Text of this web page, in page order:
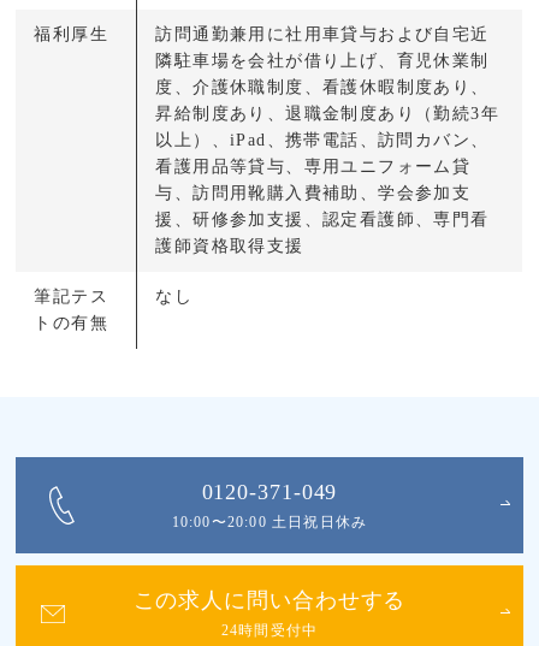
福利厚生
訪問通勤兼用に社用車貸与および自宅近
隣駐車場を会社が借り上げ、育児休業制
度、介護休職制度、看護休暇制度あり、
昇給制度あり、退職金制度あり（勤続3年
以上）、iPad、携帯電話、訪問カバン、
看護用品等貸与、専用ユニフォーム貸
与、訪問用靴購入費補助、学会参加支
援、研修参加支援、認定看護師、専門看
護師資格取得支援
筆記テス
トの有無
なし
0120-371-049
10:00〜20:00 土日祝日休み
この求人に問い合わせする
24時間受付中